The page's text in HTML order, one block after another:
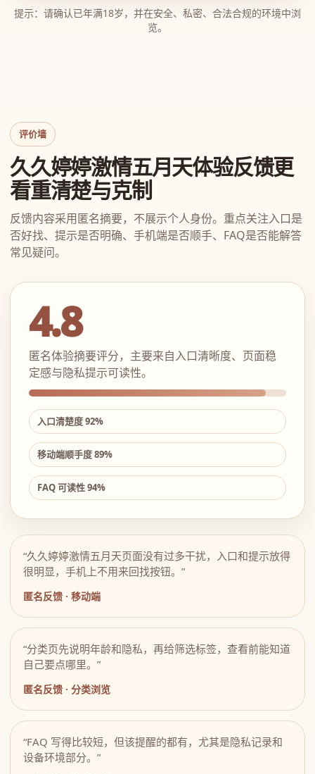
提示：请确认已年满18岁，并在安全、私密、合法合规的环境中浏
览。
评价墙
久久婷婷激情五月天体验反馈更
看重清楚与克制
反馈内容采用匿名摘要，不展示个人身份。重点关注入口是
否好找、提示是否明确、手机端是否顺手、FAQ是否能解答
常见疑问。
4.8
匿名体验摘要评分，主要来自入口清晰度、页面稳
定感与隐私提示可读性。
入口清楚度 92%
移动端顺手度 89%
FAQ 可读性 94%
“久久婷婷激情五月天页面没有过多干扰，入口和提示放得
很明显，手机上不用来回找按钮。”
匿名反馈 · 移动端
“分类页先说明年龄和隐私，再给筛选标签，查看前能知道
自己要点哪里。”
匿名反馈 · 分类浏览
“FAQ 写得比较短，但该提醒的都有，尤其是隐私记录和
设备环境部分。”